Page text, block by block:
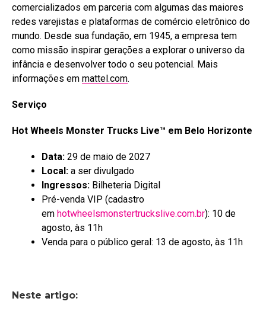
comercializados em parceria com algumas das maiores
redes varejistas e plataformas de comércio eletrônico do
mundo. Desde sua fundação, em 1945, a empresa tem
como missão inspirar gerações a explorar o universo da
infância e desenvolver todo o seu potencial. Mais
informações em mattel.com.
Serviço
Hot Wheels Monster Trucks Live™ em Belo Horizonte
Data: 29 de maio de 2027
Local: a ser divulgado
Ingressos: Bilheteria Digital
Pré-venda VIP (cadastro
em hotwheelsmonstertruckslive.com.br): 10 de
agosto, às 11h
Venda para o público geral: 13 de agosto, às 11h
Neste artigo: